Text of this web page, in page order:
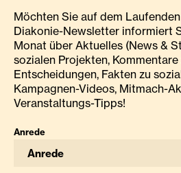
Möchten Sie auf dem
Diakonie-Newsletter informiert
Monat über Aktuelles (News &
sozialen Projekten,
Entscheidungen, Fakten zu
Kampagnen-Videos, Mitmach-
Veranstaltungs-Tipps!
Anrede
Anrede